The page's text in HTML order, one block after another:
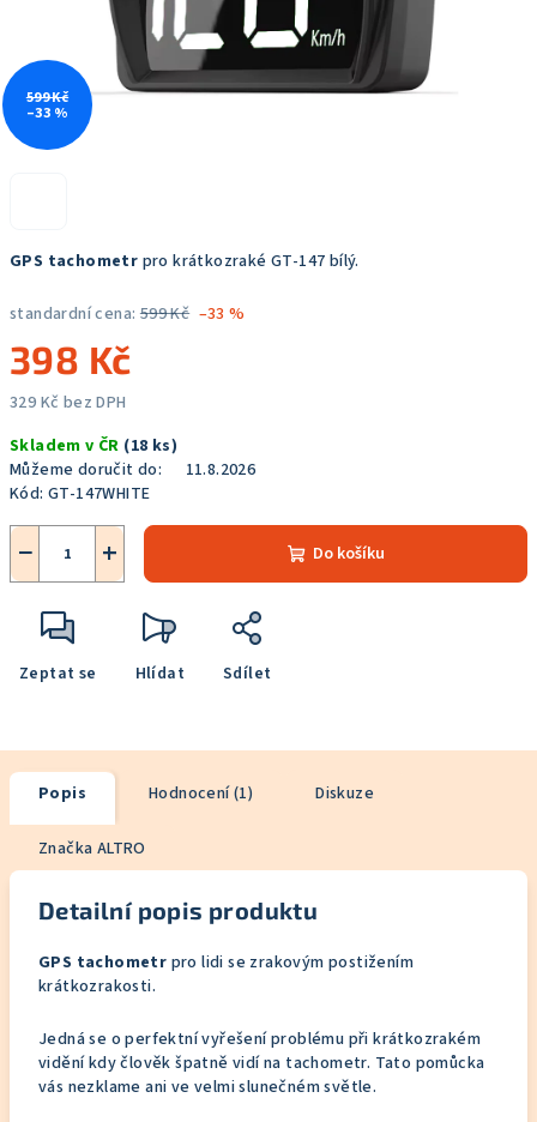
GPS tachometr pro krátkozraké GT-147 bílý.
standardní cena: 599 Kč –33 %
398 Kč
329 Kč bez DPH
cena:
Skladem v ČR (18 ks)
Můžeme doručit do:
11.8.2026
Kód: GT-147WHITE
+
− Do košíku
Zeptat se Hlídat Sdílet
599 Kč
–33 %
Popis Hodnocení (1) Diskuze
Značka ALTRO
Detailní popis produktu
GPS tachometr pro lidi se zrakovým postižením
krátkozrakosti.
Jedná se o perfektní vyřešení problému při krátkozrakém
vidění kdy člověk špatně vidí na tachometr. Tato pomůcka
vás nezklame ani ve velmi slunečném světle.